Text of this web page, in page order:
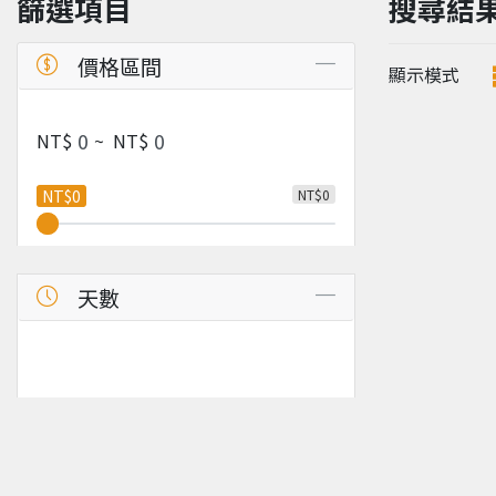
篩選項目
價格區間
NT$ ~ NT$
NT$0
NT$0
天數
搜尋結
顯示模式